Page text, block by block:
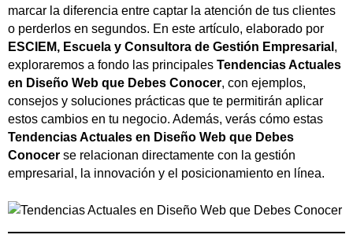
marcar la diferencia entre captar la atención de tus clientes
o perderlos en segundos. En este artículo, elaborado por
ESCIEM, Escuela y Consultora de Gestión Empresarial ,
exploraremos a fondo las principales Tendencias Actuales
en Diseño Web que Debes Conocer, con ejemplos,
consejos y soluciones prácticas que te permitirán aplicar
estos cambios en tu negocio. Además, verás cómo estas
Tendencias Actuales en Diseño Web que Debes
Conocer se relacionan directamente con la gestión
empresarial, la innovación y el posicionamiento en línea.